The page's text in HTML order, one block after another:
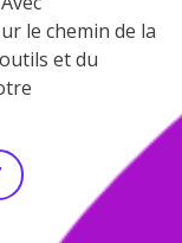
le chemin de la
et du